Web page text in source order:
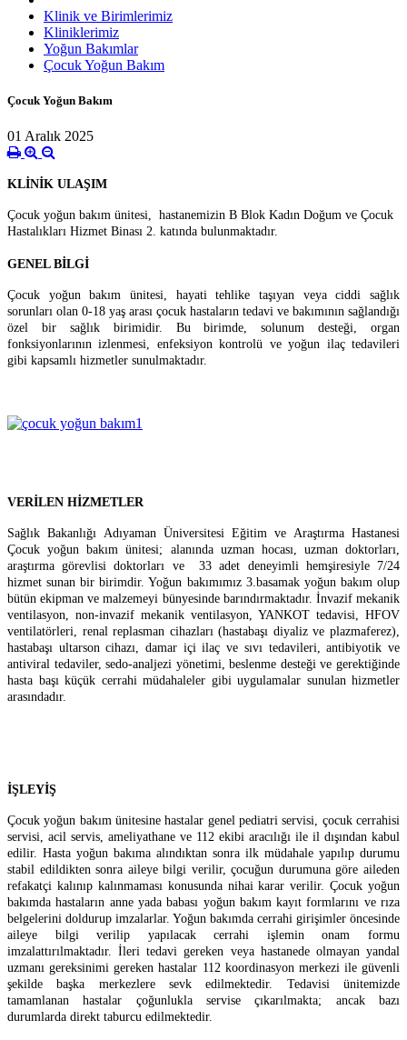
Klinik ve Birimlerimiz
Kliniklerimiz
Yoğun Bakımlar
Çocuk Yoğun Bakım
Çocuk Yoğun Bakım
01 Aralık 2025
KLİNİK ULAŞIM
Çocuk yoğun bakım ünitesi, hastanemizin B Blok Kadın Doğum ve Çocuk
Hastalıkları Hizmet Binası 2. katında bulunmaktadır.
GENEL BİLGİ
Çocuk yoğun bakım ünitesi, hayati tehlike taşıyan veya ciddi sağlık
sorunları olan 0-18 yaş arası çocuk hastaların tedavi ve bakımının sağlandığı
özel bir sağlık birimidir. Bu birimde, solunum desteği, organ
fonksiyonlarının izlenmesi, enfeksiyon kontrolü ve yoğun ilaç tedavileri
gibi kapsamlı hizmetler sunulmaktadır.
VERİLEN HİZMETLER
Sağlık Bakanlığı Adıyaman Üniversitesi Eğitim ve Araştırma Hastanesi
Çocuk yoğun bakım ünitesi; alanında uzman hocası, uzman doktorları,
araştırma görevlisi doktorları ve 33 adet deneyimli hemşiresiyle 7/24
hizmet sunan bir birimdir. Yoğun bakımımız 3.basamak yoğun bakım olup
bütün ekipman ve malzemeyi bünyesinde barındırmaktadır. İnvazif mekanik
ventilasyon, non-invazif mekanik ventilasyon, YANKOT tedavisi, HFOV
ventilatörleri, renal replasman cihazları (hastabaşı diyaliz ve plazmaferez),
hastabaşı ultarson cihazı, damar içi ilaç ve sıvı tedavileri, antibiyotik ve
antiviral tedaviler, sedo-analjezi yönetimi, beslenme desteği ve gerektiğinde
hasta başı küçük cerrahi müdahaleler gibi uygulamalar sunulan hizmetler
arasındadır.
İŞLEYİŞ
Çocuk yoğun bakım ünitesine hastalar genel pediatri servisi, çocuk cerrahisi
servisi, acil servis, ameliyathane ve 112 ekibi aracılığı ile il dışından kabul
edilir. Hasta yoğun bakıma alındıktan sonra ilk müdahale yapılıp durumu
stabil edildikten sonra aileye bilgi verilir, çocuğun durumuna göre aileden
refakatçi kalınıp kalınmaması konusunda nihai karar verilir. Çocuk yoğun
bakımda hastaların anne yada babası yoğun bakım kayıt formlarını ve rıza
belgelerini doldurup imzalarlar. Yoğun bakımda cerrahi girişimler öncesinde
aileye bilgi verilip yapılacak cerrahi işlemin onam formu
imzalattırılmaktadır. İleri tedavi gereken veya hastanede olmayan yandal
uzmanı gereksinimi gereken hastalar 112 koordinasyon merkezi ile güvenli
şekilde başka merkezlere sevk edilmektedir. Tedavisi ünitemizde
tamamlanan hastalar çoğunlukla servise çıkarılmakta; ancak bazı
durumlarda direkt taburcu edilmektedir.